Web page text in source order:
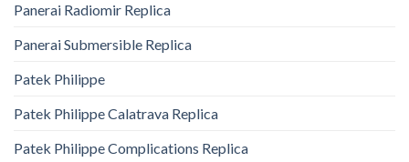
Panerai Radiomir Replica
Panerai Submersible Replica
Patek Philippe
Patek Philippe Calatrava Replica
Patek Philippe Complications Replica